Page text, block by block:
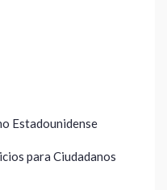
Estadounidense
para Ciudadanos